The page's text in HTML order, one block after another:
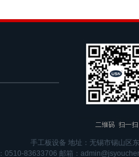
手工板设备 地址：无锡市锡山区
0510-83633706 邮箱：